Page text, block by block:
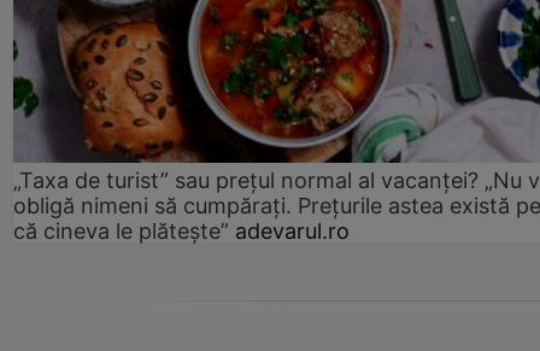
„Taxa de turist” sau prețul normal al vacanței? „Nu
obligă nimeni să cumpărați. Prețurile astea există
că cineva le plătește” adevarul.ro